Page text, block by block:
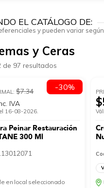
EL CATÁLOGO DE:
y pueden variar según
y Ceras
de 97 resultados
$7.34
IVA
16-08-2026.
Peinar Restauración
300 Ml
en local seleccionado
-30%